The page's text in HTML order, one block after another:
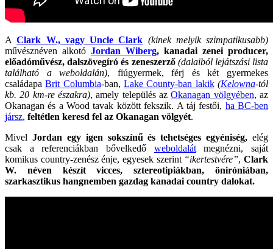
AClark W., vagy Uncle Clark (kinek melyik szimpatikusabb)
művésznéven alkotó Jordan Wiberg, kanadai zenei producer,
előadóművész, dalszövegíró és zeneszerző (dalaiból lejátszási lista
található a weboldalán), fiúgyermek, férj és két gyermekes
családapaBrit Columbia-ban,Lake County-ban lakik (Kelowna-tól
kb. 20 km-re északra), amely település azOkanagan völgyében, az
Okanagan és a Wood tavak között fekszik. A táj festői, ha BC-ben
jársz, feltétlen keresd fel az Okanagan völgyét.
Mivel Jordan egy igen sokszínű és tehetséges egyéniség, elég
csak a referenciákban bővelkedő weboldalátmegnézni, saját
komikus country-zenész énje, egyesek szerint “ikertestvére”,Clark
W. néven készít vicces,sztereotipiákban, öniróniában,
szarkasztikus hangnemben gazdag kanadai country dalokat.